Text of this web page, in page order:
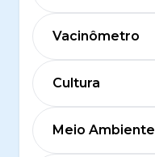
Vacinômetro
Cultura
Meio Ambiente